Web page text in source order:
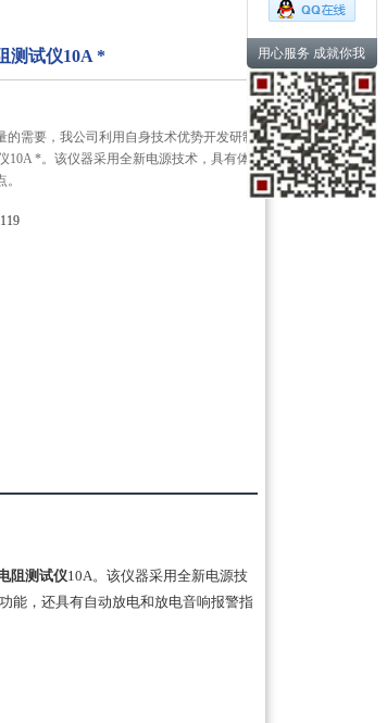
测试仪10A *
的需要，我公司利用自身技术优势开发研制
10A *。该仪器采用全新电源技术，具有体
阻测试仪10A。该仪器采用全新电源技
能，还具有自动放电和放电音响报警指
用心服务 成就你我